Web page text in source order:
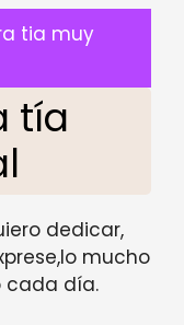
tia muy
tía
dedicar,
mucho
cada día.